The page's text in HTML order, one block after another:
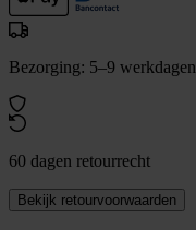
Bezorging: 5–9 werkdagen
60 dagen retourrecht
Bekijk retourvoorwaarden